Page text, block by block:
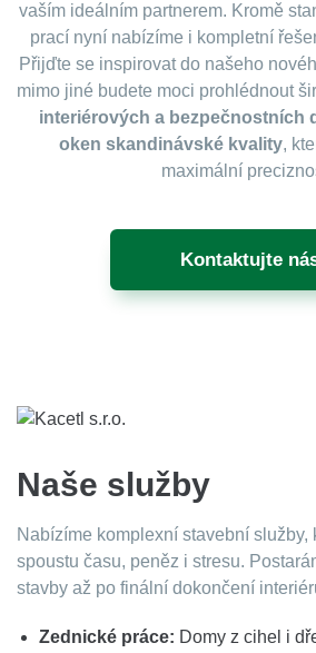
vaším ideálním partnerem. Kromě
prací nyní nabízíme i kompletní
Přijďte se inspirovat do našeho
mimo jiné budete moci prohlédnout
interiérových a bezpečnostních
oken skandinávské kvality,
maximální
Kontaktujte
Naše služby
Nabízíme komplexní stavební služby,
spoustu času, peněz i stresu.
stavby až po finální dokončení
Zednické práce: Domy z cihel i